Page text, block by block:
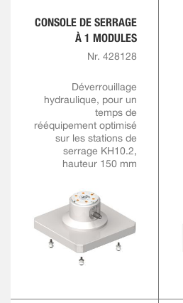
CONSOLE DE SERRAGE
À 1 MODULES
Nr. 428128
Déverrouillage
hydraulique, pour un
temps de
rééquipement optimisé
sur les stations de
serrage KH10.2,
hauteur 150 mm